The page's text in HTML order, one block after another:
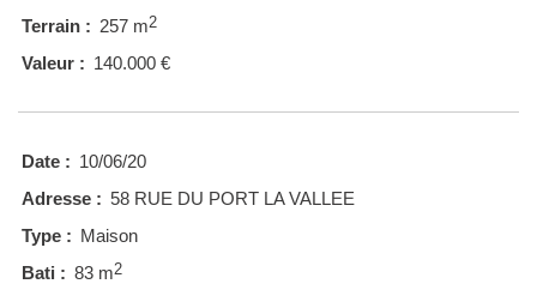
Terrain : 257 m2
Valeur : 140.000 €
Date : 10/06/20
Adresse : 58 RUE DU PORT LA VALLEE
Type : Maison
Bati : 83 m2